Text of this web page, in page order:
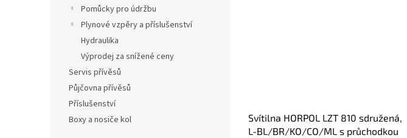
Pomůcky pro údržbu
Plynové vzpěry a příslušenství
Hydraulika
Výprodej za snížené ceny
Servis přívěsů
Půjčovna přívěsů
Příslušenství
Boxy a nosiče kol
Svítilna HORPOL LZT 810 sdružená,
L-BL/BR/KO/CO/ML s průchodkou